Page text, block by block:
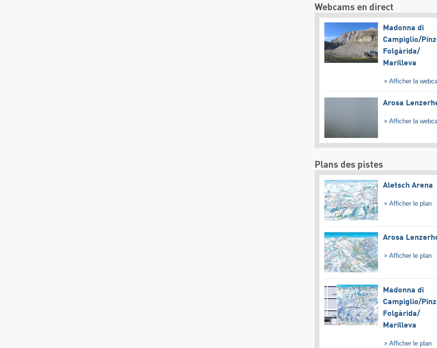
Webcams en direct
Madonna di
Campiglio/​
Folgàrida/​
Marilleva
Afficher la
Arosa
Afficher la
Plans des pistes
Aletsch Arena
Afficher le plan
Arosa
Afficher le plan
Madonna di
Campiglio/​
Folgàrida/​
Marilleva
Afficher le plan